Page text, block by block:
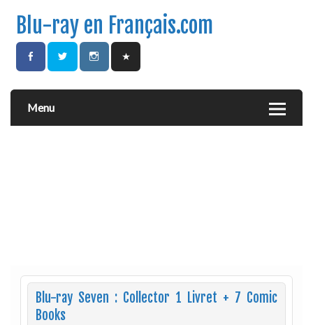
Blu-ray en Français.com
Menu
Blu-ray Seven : Collector 1 Livret + 7 Comic
Books